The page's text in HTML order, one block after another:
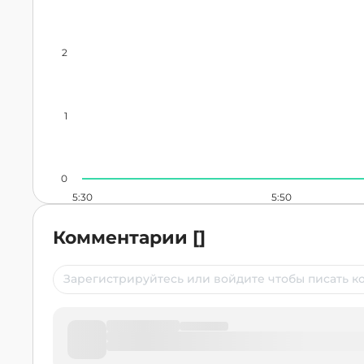
5:30 5:50
0
1
2
Комментарии []